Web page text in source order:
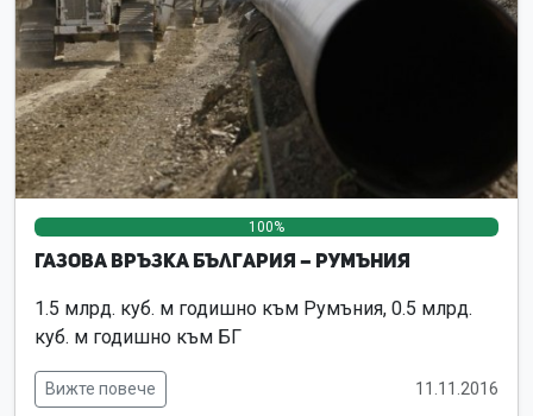
100%
Газова връзка България – Румъния
1.5 млрд. куб. м годишно към Румъния, 0.5 млрд.
куб. м годишно към БГ
Вижте повече 11.11.2016